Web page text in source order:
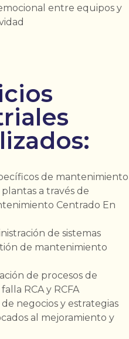
entre equipos y
de mantenimiento
a través de
Centrado En
de sistemas
de mantenimiento
de procesos de
RCA y RCFA
negocios y estrategias
al mejoramiento y